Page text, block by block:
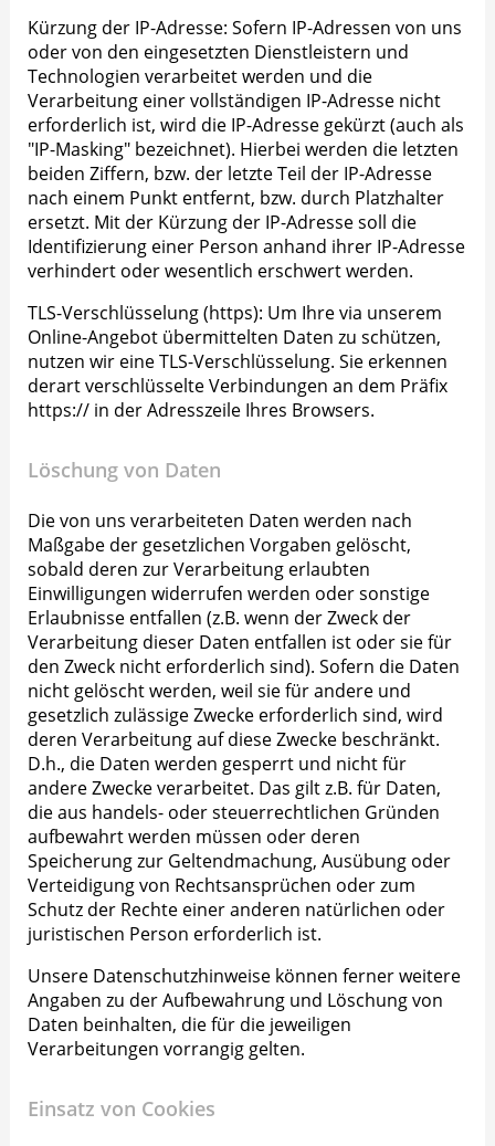
Kürzung der IP-Adresse: Sofern IP-Adressen von uns
oder von den eingesetzten Dienstleistern und
Technologien verarbeitet werden und die
Verarbeitung einer vollständigen IP-Adresse nicht
erforderlich ist, wird die IP-Adresse gekürzt (auch als
"IP-Masking" bezeichnet). Hierbei werden die letzten
beiden Ziffern, bzw. der letzte Teil der IP-Adresse
nach einem Punkt entfernt, bzw. durch Platzhalter
ersetzt. Mit der Kürzung der IP-Adresse soll die
Identifizierung einer Person anhand ihrer IP-Adresse
verhindert oder wesentlich erschwert werden.
TLS-Verschlüsselung (https): Um Ihre via unserem
Online-Angebot übermittelten Daten zu schützen,
nutzen wir eine TLS-Verschlüsselung. Sie erkennen
derart verschlüsselte Verbindungen an dem Präfix
https:// in der Adresszeile Ihres Browsers.
Löschung von Daten
Die von uns verarbeiteten Daten werden nach
Maßgabe der gesetzlichen Vorgaben gelöscht,
sobald deren zur Verarbeitung erlaubten
Einwilligungen widerrufen werden oder sonstige
Erlaubnisse entfallen (z.B. wenn der Zweck der
Verarbeitung dieser Daten entfallen ist oder sie für
den Zweck nicht erforderlich sind). Sofern die Daten
nicht gelöscht werden, weil sie für andere und
gesetzlich zulässige Zwecke erforderlich sind, wird
deren Verarbeitung auf diese Zwecke beschränkt.
D.h., die Daten werden gesperrt und nicht für
andere Zwecke verarbeitet. Das gilt z.B. für Daten,
die aus handels- oder steuerrechtlichen Gründen
aufbewahrt werden müssen oder deren
Speicherung zur Geltendmachung, Ausübung oder
Verteidigung von Rechtsansprüchen oder zum
Schutz der Rechte einer anderen natürlichen oder
juristischen Person erforderlich ist.
Unsere Datenschutzhinweise können ferner weitere
Angaben zu der Aufbewahrung und Löschung von
Daten beinhalten, die für die jeweiligen
Verarbeitungen vorrangig gelten.
Einsatz von Cookies